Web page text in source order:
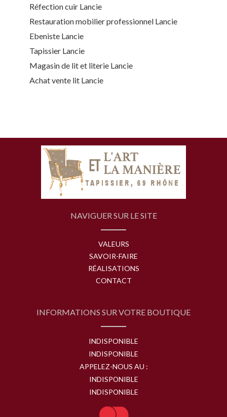
Réfection cuir Lancie
Restauration mobilier professionnel Lancie
Ebeniste Lancie
Tapissier Lancie
Magasin de lit et literie Lancie
Achat vente lit Lancie
NAVIGUER SUR LE SITE
VALEURS
SAVOIR-FAIRE
RÉALISATIONS
CONTACT
INFORMATIONS SUR VOTRE BOUTIQUE
INDISPONIBLE
INDISPONIBLE
APPELEZ-NOUS AU :
INDISPONIBLE
INDISPONIBLE